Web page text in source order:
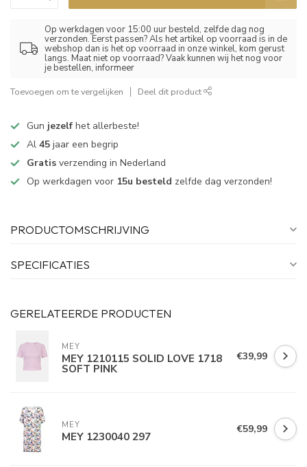
Op werkdagen voor 15:00 uur besteld, zelfde dag nog
verzonden. Eerst passen? Als het artikel op voorraad is in de
webshop dan is het op voorraad in onze winkel, kom gerust
langs. Maat niet op voorraad? Vaak kunnen wij het nog voor
je bestellen, informeer
Toevoegen om te vergelijken Deel dit product
Gun jezelf het allerbeste!
Al 45 jaar een begrip
Gratis verzending in Nederland
Op werkdagen voor 15u besteld zelfde dag verzonden!
PRODUCTOMSCHRIJVING
SPECIFICATIES
GERELATEERDE PRODUCTEN
MEY
MEY 1210115 SOLID LOVE 1718
SOFT PINK
€39,99
MEY
MEY 1230040 297 €59,99